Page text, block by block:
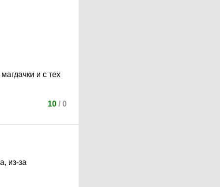
и с тех
10 / 0
из-за